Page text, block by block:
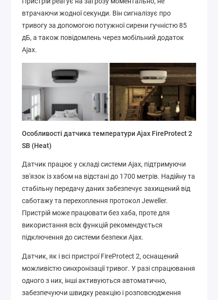
втрачаючи жодної секунди. Він сигналізує про
тривогу за допомогою потужної сирени гучністю 85
дБ, а також повідомлень через мобільний додаток
Ajax.
Особливості датчика температури Ajax FireProtect 2
SB (Heat)
Датчик працює у складі системи Ajax, підтримуючи
зв'язок із хабом на відстані до 1700 метрів. Надійну та
стабільну передачу даних забезпечує захищений від
саботажу та перехоплення протокол Jeweller.
Пристрій може працювати без хаба, проте для
використання всіх функцій рекомендується
підключення до системи безпеки Ajax.
Датчик, як і всі пристрої FireProtect 2, оснащений
можливістю синхронізації тривог. У разі спрацювання
одного з них, інші активуються автоматично,
забезпечуючи швидку реакцію і розповсюдження